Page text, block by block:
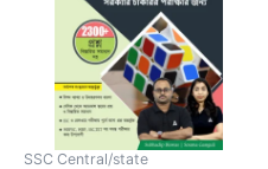
SSC Central/state